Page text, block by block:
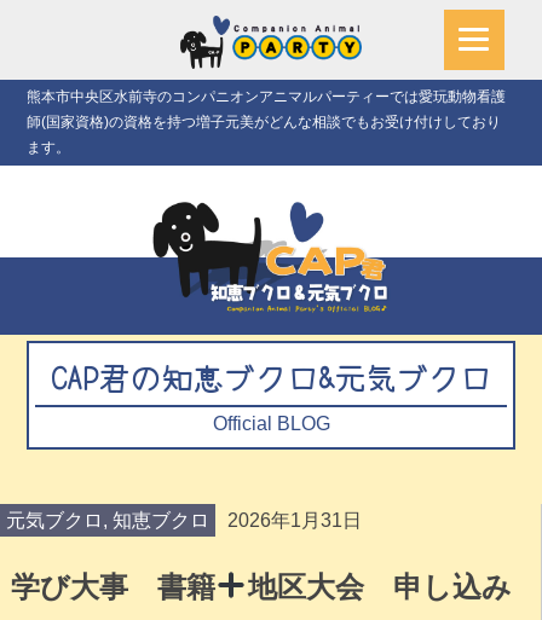
熊本市中央区水前寺のコンパニオンアニマルパーティーでは愛玩動物看護
師(国家資格)の資格を持つ増子元美がどんな相談でもお受け付けしており
ます。
CAP君の知恵ブクロ&元気ブクロ
Official BLOG
元気ブクロ , 知恵ブクロ 2026年1月31日
学び大事 書籍
地区大会 申し込み